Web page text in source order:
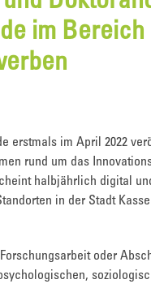
im
erstmals im April 2022
rund um das
halbjährlich digital
in der Stadt
oder